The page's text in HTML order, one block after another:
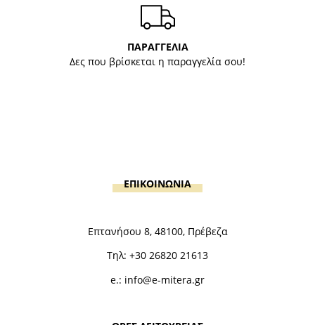
ΠΑΡΑΓΓΕΛΙΑ
Δες που βρίσκεται η παραγγελία σου!
ΕΠΙΚΟΙΝΩΝΙΑ
Επτανήσου 8, 48100, Πρέβεζα
Τηλ: +30 26820 21613
e.: info@e-mitera.gr